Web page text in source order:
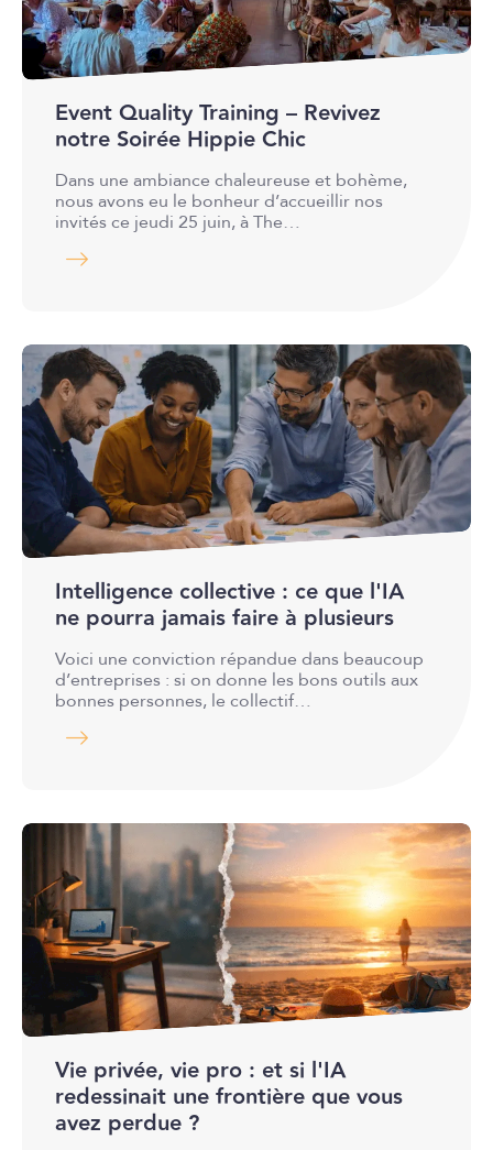
Event Quality Training – Revivez
notre Soirée Hippie Chic
Dans une ambiance chaleureuse et bohème,
nous avons eu le bonheur d’accueillir nos
invités ce jeudi 25 juin, à The…
Intelligence collective : ce que l'IA
ne pourra jamais faire à plusieurs
Voici une conviction répandue dans beaucoup
d’entreprises : si on donne les bons outils aux
bonnes personnes, le collectif…
Vie privée, vie pro : et si l'IA
redessinait une frontière que vous
avez perdue ?